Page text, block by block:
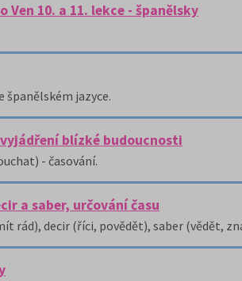
10. a 11. lekce - španělsky
španělském jazyce.
blízké budoucnosti
- časování.
a saber, určování času
rád), decir (říci, povědět), saber (vědět,